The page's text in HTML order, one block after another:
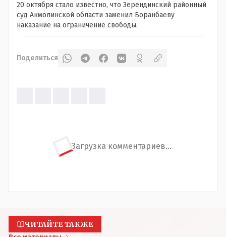
20 октября стало известно, что Зерендинский районный
суд Акмолинской области заменил Боранбаеву
наказание на ограничение свободы.
Поделиться
Загрузка комментариев...
ЧИТАЙТЕ ТАКЖЕ